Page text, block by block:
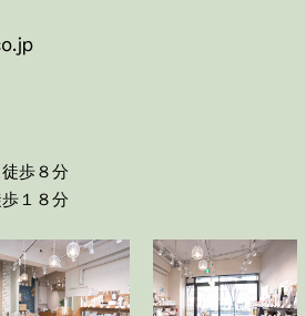
徒歩８分
１８分